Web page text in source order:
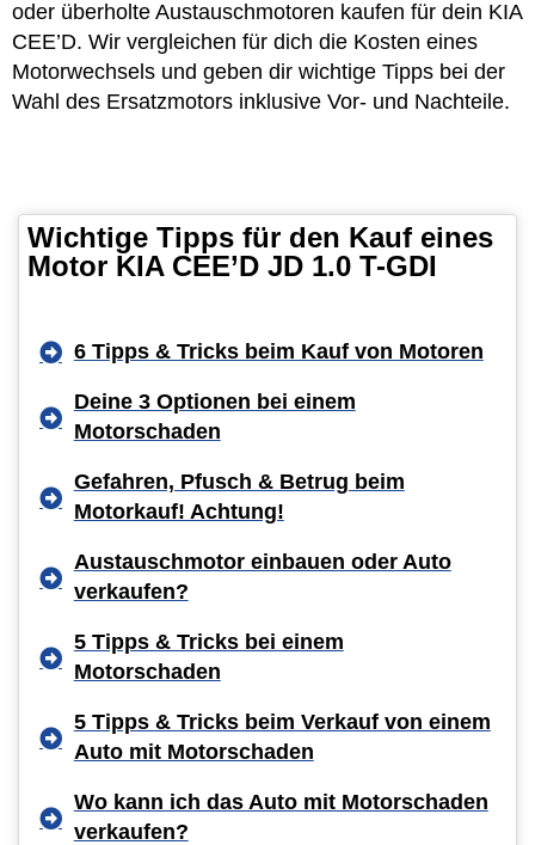
oder überholte Austauschmotoren kaufen für dein KIA
CEE’D. Wir vergleichen für dich die Kosten eines
Motorwechsels und geben dir wichtige Tipps bei der
Wahl des Ersatzmotors inklusive Vor- und Nachteile.
Wichtige Tipps für den Kauf eines
Motor KIA CEE’D JD 1.0 T-GDI
6 Tipps & Tricks beim Kauf von Motoren
Deine 3 Optionen bei einem
Motorschaden
Gefahren, Pfusch & Betrug beim
Motorkauf! Achtung!
Austauschmotor einbauen oder Auto
verkaufen?
5 Tipps & Tricks bei einem
Motorschaden
5 Tipps & Tricks beim Verkauf von einem
Auto mit Motorschaden
Wo kann ich das Auto mit Motorschaden
verkaufen?